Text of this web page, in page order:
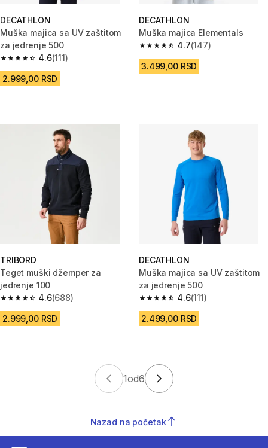
DECATHLON
Muška majica sa UV zaštitom
za jedrenje 500
4.6
4.6 od 5 zvezdica from 111 Recenzije
(111)
2.999,00 RSD
DECATHLON
Muška majica Elementals
4.7
4.7 od 5 zvezdica from 147
(147)
3.499,00 RSD
TRIBORD
Teget muški džemper za
jedrenje 100
4.6
4.6 od 5 zvezdica from 688 Recenzije
(688)
2.999,00 RSD
DECATHLON
Muška majica sa UV zaštitom
za jedrenje 500
4.6
4.6 od 5 zvezdica from 111
(111)
2.499,00 RSD
1od6
Nazad na početak